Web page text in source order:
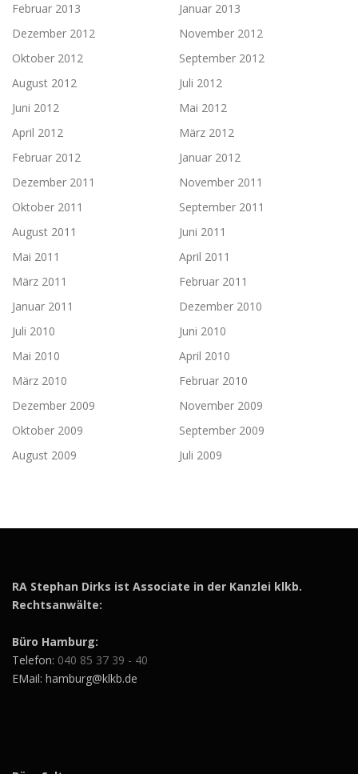
Februar 2013
Januar 2013
Dezember 2012
November 2012
Oktober 2012
September 2012
August 2012
Juli 2012
Juni 2012
Mai 2012
April 2012
März 2012
Februar 2012
Januar 2012
Dezember 2011
November 2011
Oktober 2011
September 2011
August 2011
Juni 2011
Mai 2011
April 2011
März 2011
Februar 2011
Januar 2011
Dezember 2010
Juli 2010
Juni 2010
Mai 2010
April 2010
März 2010
Februar 2010
Dezember 2009
November 2009
Oktober 2009
September 2009
August 2009
Juli 2009
RA Stephan Dirks ist Associate in der Kanzlei klkb.
Rechtsanwälte:
Büro Hamburg:
Telefon: 040 85 37 39 - 40
EMail: hamburg@klkb.de